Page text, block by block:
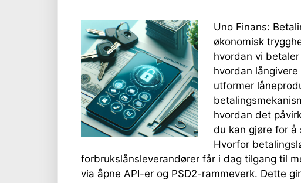
Uno Finans:
økonomisk
hvordan vi
hvordan
utformer
hvordan det
du kan gjøre for å
Hvorfor
forbrukslånsleverandører får i dag tilgang til
via åpne API-er og PSD2-rammeverk. Dette